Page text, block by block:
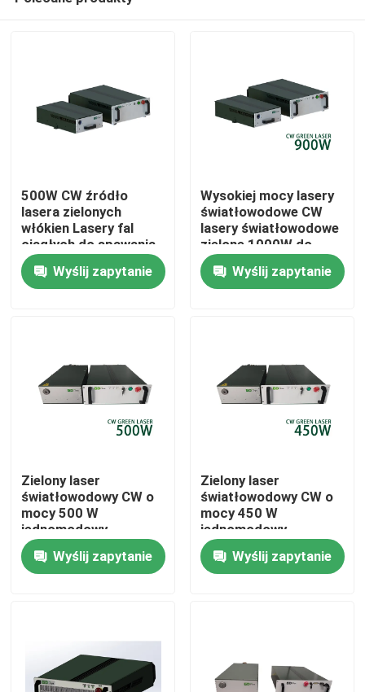
Dom
Produkty
Pokaz VR
Wycieczka po fabryce
Kontrola jakości
Laser z zielonym włóknem
500W CW źródło
lasera zielonych
włókien Lasery fal
ciągłych do spawania
laserowego
Drukowanie miedzi
300W 700W 1000W
Wyślij zapytanie
Wysokiej mocy lasery
światłowodowe CW
lasery światłowodowe
zielone 1000W do
cięcia spawania metali
Wyślij zapytanie
Zielony laser
światłowodowy CW o
mocy 500 W
jednomodowy
nanosekundowy
Wyślij zapytanie
Zielony laser
światłowodowy CW o
mocy 450 W
jednomodowy
nanosekundowy
Wyślij zapytanie